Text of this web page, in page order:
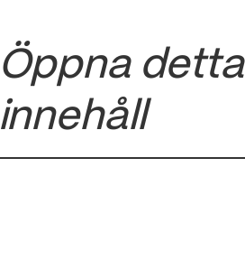
Öppna detta
innehåll